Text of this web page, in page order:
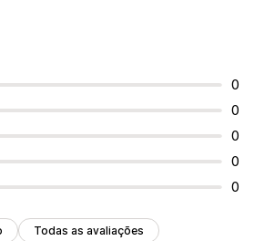
0
0
0
0
0
Todas as avaliações